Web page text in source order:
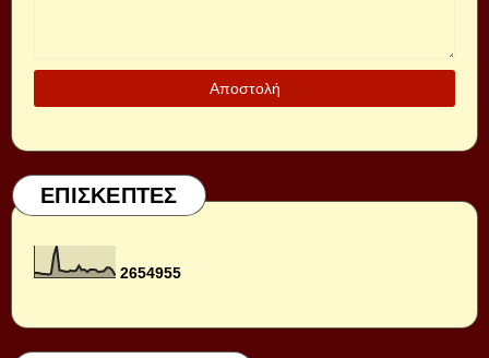
ΕΠΙΣΚΕΠΤΕΣ
2654955